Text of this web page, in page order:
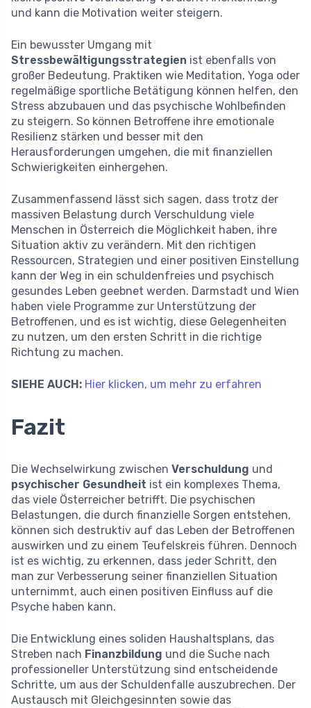
und kann die Motivation weiter steigern.
Ein bewusster Umgang mit
Stressbewältigungsstrategien ist ebenfalls von
großer Bedeutung. Praktiken wie Meditation, Yoga oder
regelmäßige sportliche Betätigung können helfen, den
Stress abzubauen und das psychische Wohlbefinden
zu steigern. So können Betroffene ihre emotionale
Resilienz stärken und besser mit den
Herausforderungen umgehen, die mit finanziellen
Schwierigkeiten einhergehen.
Zusammenfassend lässt sich sagen, dass trotz der
massiven Belastung durch Verschuldung viele
Menschen in Österreich die Möglichkeit haben, ihre
Situation aktiv zu verändern. Mit den richtigen
Ressourcen, Strategien und einer positiven Einstellung
kann der Weg in ein schuldenfreies und psychisch
gesundes Leben geebnet werden. Darmstadt und Wien
haben viele Programme zur Unterstützung der
Betroffenen, und es ist wichtig, diese Gelegenheiten
zu nutzen, um den ersten Schritt in die richtige
Richtung zu machen.
SIEHE AUCH: Hier klicken, um mehr zu erfahren
Fazit
Die Wechselwirkung zwischen Verschuldung und
psychischer Gesundheit ist ein komplexes Thema,
das viele Österreicher betrifft. Die psychischen
Belastungen, die durch finanzielle Sorgen entstehen,
können sich destruktiv auf das Leben der Betroffenen
auswirken und zu einem Teufelskreis führen. Dennoch
ist es wichtig, zu erkennen, dass jeder Schritt, den
man zur Verbesserung seiner finanziellen Situation
unternimmt, auch einen positiven Einfluss auf die
Psyche haben kann.
Die Entwicklung eines soliden Haushaltsplans, das
Streben nach Finanzbildung und die Suche nach
professioneller Unterstützung sind entscheidende
Schritte, um aus der Schuldenfalle auszubrechen. Der
Austausch mit Gleichgesinnten sowie das